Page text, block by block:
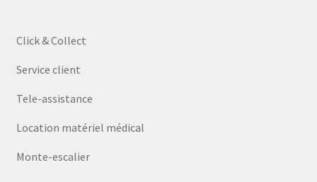
Click & Collect
Service client
Tele-assistance
Location matériel médical
Monte-escalier